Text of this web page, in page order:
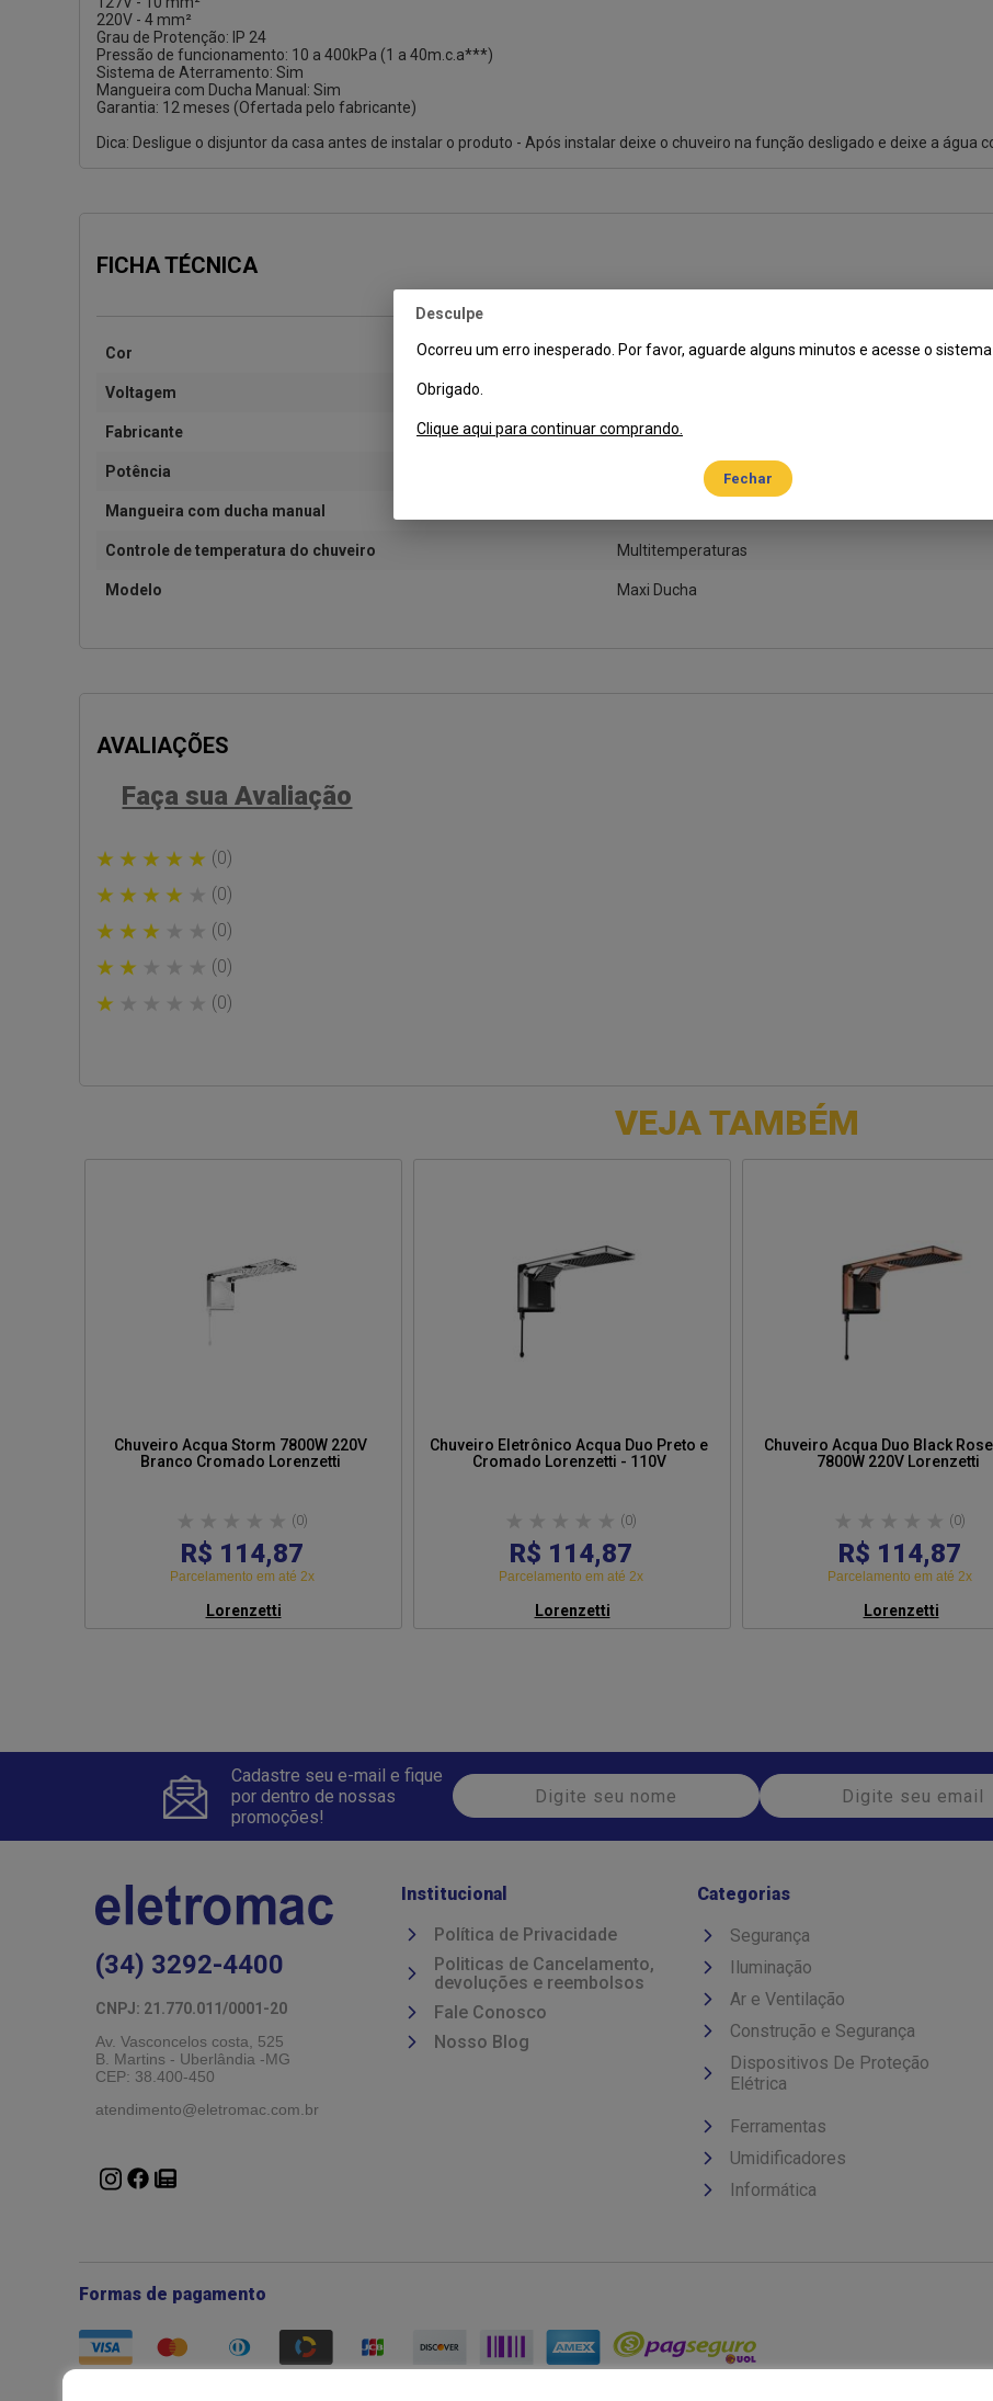
220V - 4 mm²
Grau de Protenção: IP 24
Pressão de funcionamento: 10 a 400kPa (1 a 40m.c.a***)
Sistema de Aterramento: Sim
Mangueira com Ducha Manual: Sim
Garantia: 12 meses (Ofertada pelo fabricante)
Dica: Desligue o disjuntor da casa antes de instalar o produto - Após instalar deixe o chuveiro na função desligado e deixe a água
FICHA TÉCNICA
Cor Branco
Voltagem
Fabricante Lorenzetti
Potência
Mangueira com ducha manual
Controle de temperatura do chuveiro Multitemperaturas
Modelo Maxi Ducha
AVALIAÇÕES
Faça sua Avaliação
(0)
(0)
(0)
(0)
(0)
VEJA TAMBÉM
Chuveiro Acqua Storm 7800W 220V
Branco Cromado Lorenzetti
(0)
R$ 114,87
Parcelamento em até 2x
Lorenzetti
Chuveiro Eletrônico Acqua Duo Preto e
Cromado Lorenzetti - 110V
(0)
R$ 114,87
Parcelamento em até 2x
Lorenzetti
Chuveiro Acqua Duo Black
7800W 220V Lorenzetti
(0)
R$ 114,87
Parcelamento em até 2x
Lorenzetti
Cadastre seu e-mail e fique
por dentro de nossas
promoções!
(34) 3292-4400
CNPJ: 21.770.011/0001-20
Av. Vasconcelos costa, 525
B. Martins - Uberlândia -MG
CEP: 38.400-450
atendimento@eletromac.com.br
Institucional
Política de Privacidade
Politicas de Cancelamento,
devoluções e reembolsos
Fale Conosco
Nosso Blog
Categorias
Segurança
Iluminação
Ar e Ventilação
Construção e Segurança
Dispositivos De Proteção
Elétrica
Ferramentas
Umidificadores
Informática
Formas de pagamento
Desculpe
Ocorreu um erro inesperado. Por favor, aguarde alguns minutos e acesse o
Obrigado.
Clique aqui para continuar comprando.